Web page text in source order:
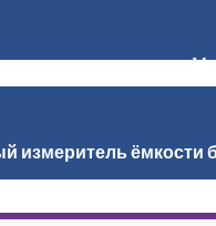
Алексей
измеритель ёмкости